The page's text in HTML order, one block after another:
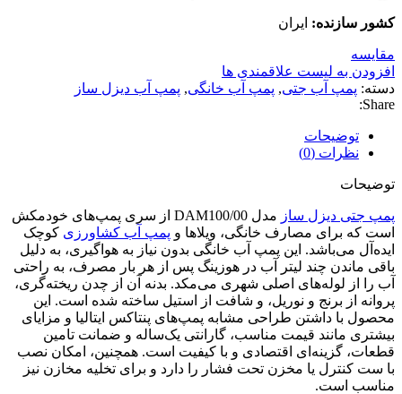
کشور سازنده: ایران
مقایسه
افزودن به لیست علاقمندی ها
دسته: پمپ آب جتی, پمپ آب خانگی, پمپ آب دیزل ساز
Share:
توضیحات
نظرات (0)
توضیحات
پمپ جتی دیزل ساز
مدل DAM100/00 از سری پمپ‌های خودمکش
است که برای مصارف خانگی، ویلاها و پمپ آب کشاورزی کوچک
ایده‌آل می‌باشد. این پمپ آب خانگی بدون نیاز به هواگیری، به دلیل
باقی ماندن چند لیتر آب در هوزینگ پس از هر بار مصرف، به راحتی
آب را از لوله‌های اصلی شهری می‌مکد. بدنه آن از چدن ریخته‌گری،
پروانه از برنج و نوریل، و شافت از استیل ساخته شده است. این
محصول با داشتن طراحی مشابه پمپ‌های پنتاکس ایتالیا و مزایای
بیشتری مانند قیمت مناسب، گارانتی یک‌ساله و ضمانت تامین
قطعات، گزینه‌ای اقتصادی و با کیفیت است. همچنین، امکان نصب
با ست کنترل یا مخزن تحت فشار را دارد و برای تخلیه مخازن نیز
مناسب است.